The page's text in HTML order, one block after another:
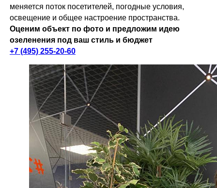
меняется поток посетителей, погодные условия,
освещение и общее настроение пространства.
Оценим объект по фото и предложим идею
озеленения под ваш стиль и бюджет
+7 (495) 255-20-60